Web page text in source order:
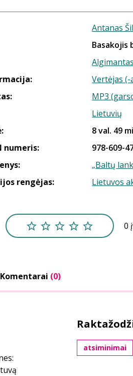
Antanas
Basakojis
Vertėjas (-
MP3
Lietuvių
8 val. 49
numeris:
978-609-
„Baltų
rengėjas:
Lietuvos
0
Komentarai (0)
atsiminimai